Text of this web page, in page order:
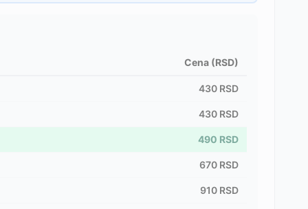
Cena (RSD)
430 RSD
430 RSD
490 RSD
670 RSD
910 RSD